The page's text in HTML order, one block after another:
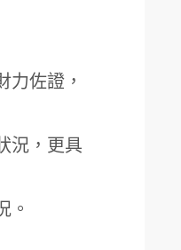
力佐證，
況，更具
。